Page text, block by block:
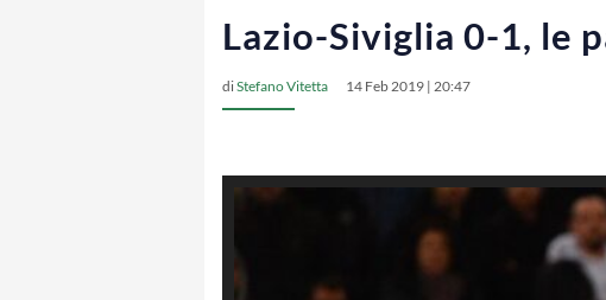
Lazio-Siviglia 0-1, le
diStefano Vitetta 14 Feb 2019 | 20:47